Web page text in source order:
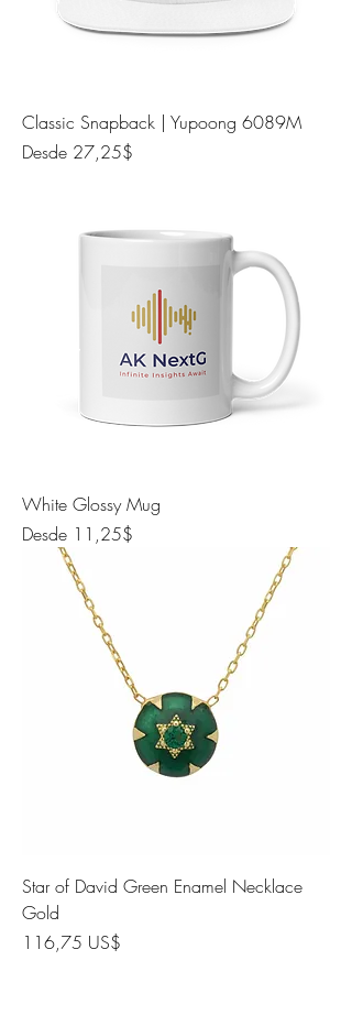
Classic Snapback | Yupoong 6089M
Desde 27,25$
Precio de oferta
White Glossy Mug
Desde 11,25$
Precio de oferta
Star of David Green Enamel Necklace
Gold
Precio
116,75 US$